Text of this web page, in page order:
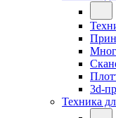
3d-
Техника